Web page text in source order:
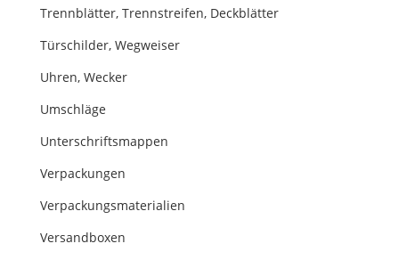
Trennblätter, Trennstreifen, Deckblätter
Türschilder, Wegweiser
Uhren, Wecker
Umschläge
Unterschriftsmappen
Verpackungen
Verpackungsmaterialien
Versandboxen